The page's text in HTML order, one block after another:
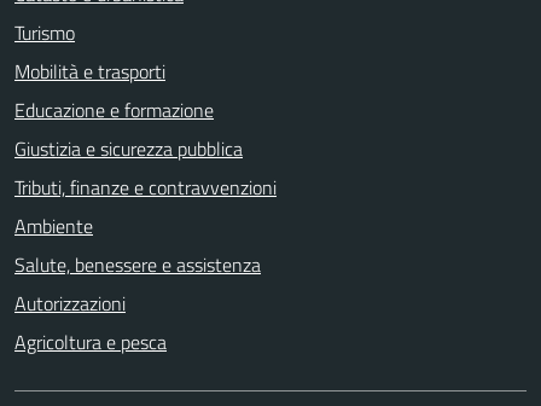
Turismo
Mobilità e trasporti
Educazione e formazione
Giustizia e sicurezza pubblica
Tributi, finanze e contravvenzioni
Ambiente
Salute, benessere e assistenza
Autorizzazioni
Agricoltura e pesca